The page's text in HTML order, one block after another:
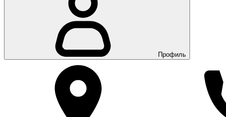
Профиль